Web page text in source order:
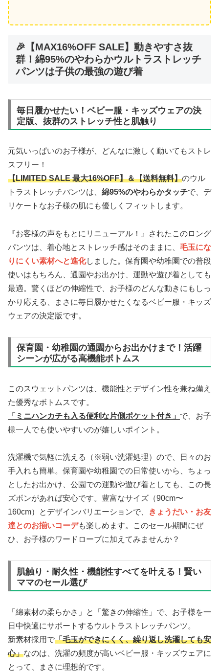
🎉【MAX16%OFF SALE】動きやすさ抜
群！綿95%のやわらかウルトラストレッチ
パンツは子供の最強の遊び着
毎日履かせたい！ベビー服・キッズウェアの決
定版、抜群のストレッチ性と肌触り
元気いっぱいのお子様が、どんなに激しく動いてもストレ
スフリー！
【LIMITED SALE 最大16%OFF】＆【送料無料】のウル
トラストレッチパンツは、 綿95%のやわらかタッチで、デ
リケートなお子様の肌にも優しくフィットします。
『お客様の声をもとにリニューアル！』されたこのロング
パンツは、着心地とストレッチ感はそのままに、 毛玉にな
りにくい素材へと進化しました。保育園や幼稚園での普段
使いはもちろん、通園やお出かけ、運動や遊び着としても
最適。驚くほどの伸縮性で、お子様のどんな動きにもしっ
かり応える、まさに毎日履かせたくなるベビー服・キッズ
ウェアの決定版です。
保育園・幼稚園の通園からお出かけまで！活躍
シーンが広がる高機能ボトムス
このスウェットパンツは、機能性とデザイン性を兼ね備え
た優秀なボトムスです。
「ミニハンカチも入る便利な片側ポケット付き」 で、お子
様一人でも使いやすいのが嬉しいポイント。
洗濯機で気軽に洗える（※弱い洗濯処理）ので、日々のお
手入れも簡単。保育園や幼稚園での日常使いから、ちょっ
としたお出かけ、公園での運動や遊び着としても、この長
ズボンがあれば安心です。豊富なサイズ（90cm〜
160cm）とデザインバリエーションで、
きょうだい・お友
達とのお揃いコーデも楽しめます。このセール期間にぜ
ひ、お子様のワードローブに加えてみませんか？
肌触り・耐久性・機能性すべてを叶える！賢い
ママのセール選び
「綿素材の柔らかさ」と「驚きの伸縮性」で、お子様を一
日中快適にサポートするウルトラストレッチパンツ。
新素材採用で「毛玉ができにくく、繰り返し洗濯しても安
心」なのは、洗濯の頻度が高いベビー服・キッズウェアに
とって、まさに理想的です。